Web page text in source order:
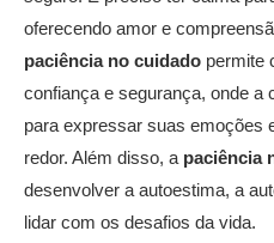
oferecendo amor e
paciência no cuidado permite
confiança e segurança, onde a
para expressar suas emoções
redor. Além disso, a paciência
desenvolver a autoestima, a
lidar com os desafios da vida.